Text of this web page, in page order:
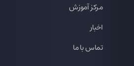
مرکز آموزش
اخبار
تماس با ما